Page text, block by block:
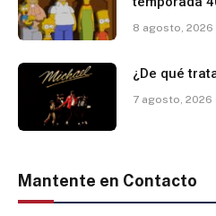
8 agosto, 2026
¿De qué
7 agosto, 2026
Mantente en Contacto